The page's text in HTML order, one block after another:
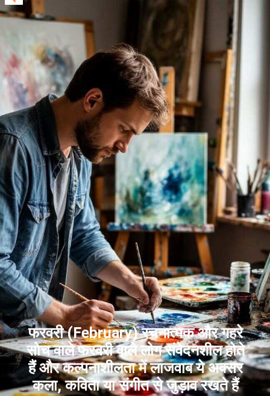
फरवरी (February) रचनात्मक और गहरे
सोच वाले फरवरी वाले लोग संवेदनशील होते
हैं और कल्पनाशीलता में लाजवाब ये अक्सर
कला, कविता या संगीत से जुड़ाव रखते हैं